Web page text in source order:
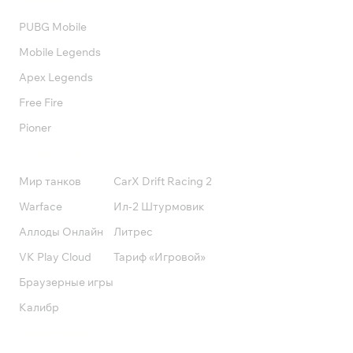
PUBG Mobile
Mobile Legends
Apex Legends
Free Fire
Pioner
Мир танков
Warface
Аллоды Онлайн
VK Play Cloud
Браузерные игры
Калибр
CarX Drift Racing 2
Ил-2 Штурмовик
Литрес
Тариф «Игровой»